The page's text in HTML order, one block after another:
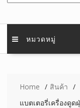
หมวดหมู่
Home
สินค้า
แบตเตอรี่เครื่องดูด